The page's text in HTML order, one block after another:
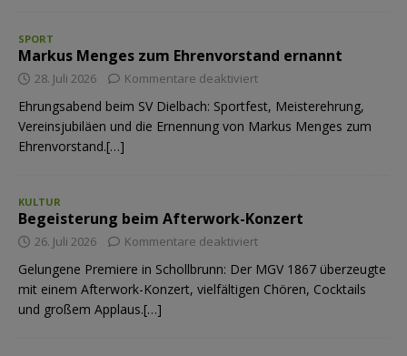
SPORT
Markus Menges zum Ehrenvorstand ernannt
28. Juli 2026 Kommentare deaktiviert
Ehrungsabend beim SV Dielbach: Sportfest, Meisterehrung,
Vereinsjubiläen und die Ernennung von Markus Menges zum
Ehrenvorstand.[…]
KULTUR
Begeisterung beim Afterwork-Konzert
26. Juli 2026 Kommentare deaktiviert
Gelungene Premiere in Schollbrunn: Der MGV 1867 überzeugte
mit einem Afterwork-Konzert, vielfältigen Chören, Cocktails
und großem Applaus.[…]